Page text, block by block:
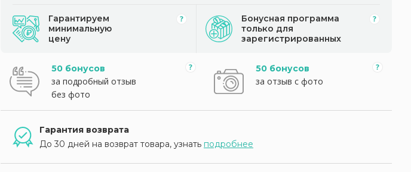
Гарантируем
минимальную
цену
Бонусная программа
только для
зарегистрированных
50 бонусов
за подробный отзыв
без фото
50 бонусов
за отзыв с фото
Гарантия возврата
До 30 дней на возврат товара, узнать подробнее